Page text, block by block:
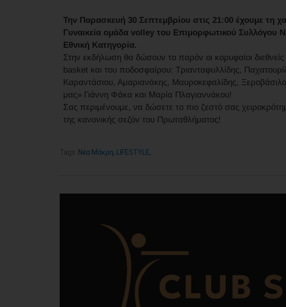
Την Παρασκευή 30 Σεπτεμβρίου στις 21:00 έχουμε τη
Γυναικεία ομάδα volley του Επιμορφωτικού Συλλόγου
Εθνική Κατηγορία.
Στην εκδήλωση θα δώσουν το παρόν οι κορυφαίοι
basket και του ποδοσφαίρου: Τριανταφυλλίδης,
Καραντάσιου, Αμαριανάκης, Μαυροκεφαλίδης,
μας» Γιάννη Φάκα και Μαρία Πλαγιαννάκου!
Σας περιμένουμε, να δώσετε το πιο ζεστό σας
της κανονικής σεζόν του Πρωταθλήματος!
Tags: Νέα Μάκρη, LIFESTYLE,